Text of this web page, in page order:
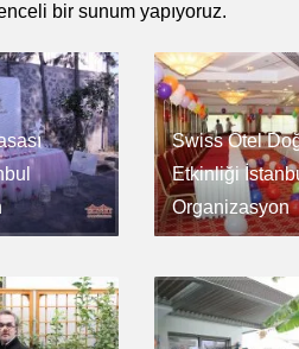
bir sunum yapıyoruz.
Swiss Otel
Etkinliği
Organizasyon